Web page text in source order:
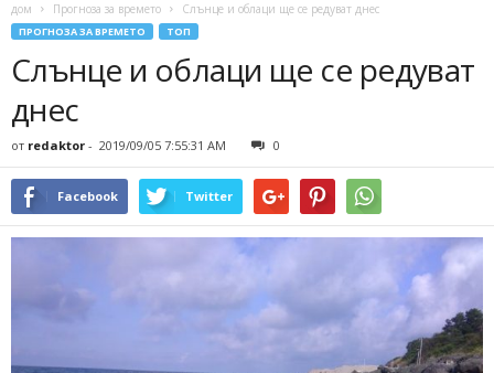
дом Прогноза за времето Слънце и облаци ще се редуват днес
ПРОГНОЗА ЗА ВРЕМЕТО ТОП
Слънце и облаци ще се редуват
днес
от redaktor - 2019/09/05 7:55:31 AM 0
Facebook Twitter